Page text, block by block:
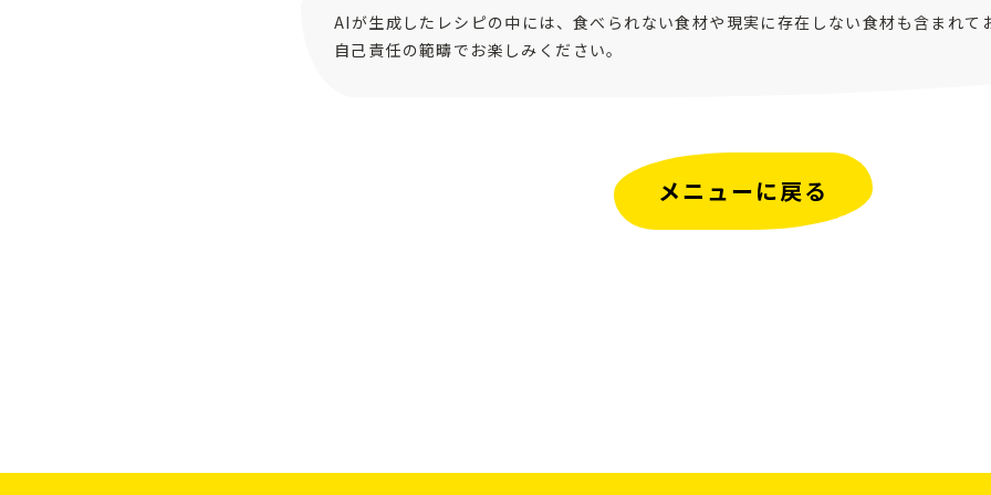
AIが生成したレシピの中には、食べられない食材や現実に存在しない食材も含まれて
自己責任の範疇でお楽しみください。
メニューに戻る